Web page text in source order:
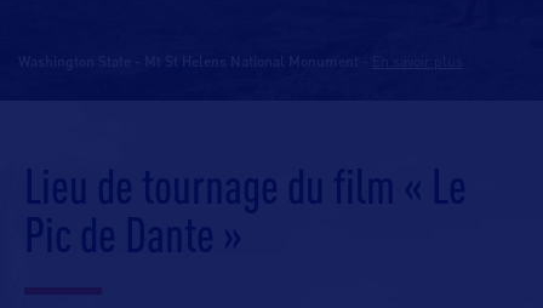
Lieu de tournage du film « Le